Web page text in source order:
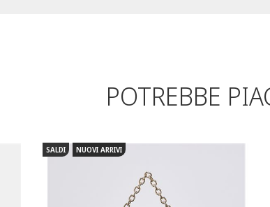
POTREBBE
SALDI NUOVI ARRIVI